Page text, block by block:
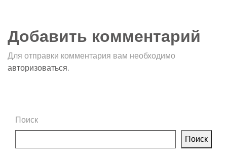
Добавить комментарий
Для отправки комментария вам необходимо
авторизоваться.
Поиск
Поиск